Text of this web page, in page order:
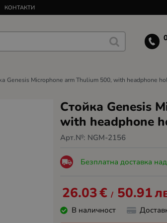
КОНТАКТИ
Genesis Microphone arm Thulium 500, with headphone
Стойка Genesis
with headphone
Арт.№: NGM-2156
Безплатна доставка
26.03€ / 50.91
В наличност